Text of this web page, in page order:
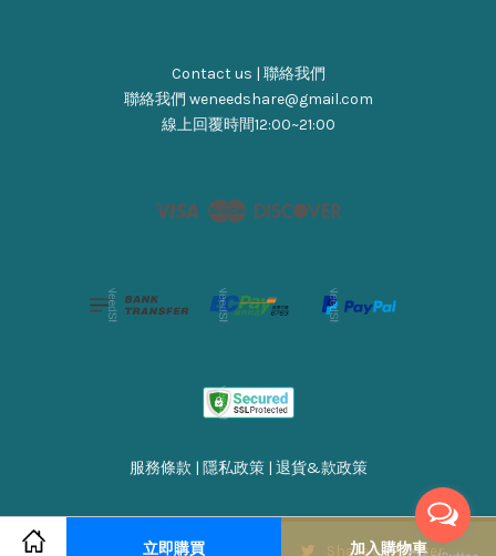
立即購買 加入購物車
Contact us | 聯絡我們
聯絡我們 weneedshare@gmail.com
線上回覆時間12:00~21:00
Visa Master
服務條款 | 隱私政策| 退貨&款政策
Share on Facebook Share on Twitter